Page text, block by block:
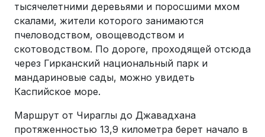
тысячелетними деревьями и поросшими мхом
скалами, жители которого занимаются
пчеловодством, овощеводством и
скотоводством. По дороге, проходящей отсюда
через Гирканский национальный парк и
мандариновые сады, можно увидеть
Каспийское море.
Маршрут от Чираглы до Джавадхана
протяженностью 13,9 километра берет начало в